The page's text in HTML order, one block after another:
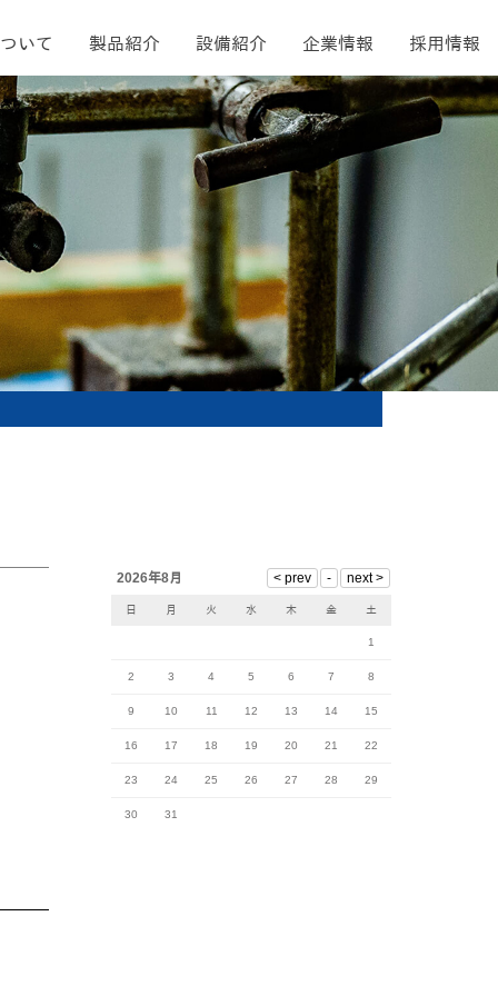
いて 製品紹介 設備紹介 企業情報 採用情報
2026年8月
日 月 火 水 木 金 土
1
2 3 4 5 6 7 8
9 10 11 12 13 14 15
16 17 18 19 20 21 22
23 24 25 26 27 28 29
30 31